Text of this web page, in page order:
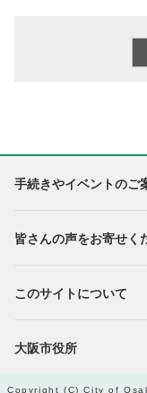
手続きやイベントのご
皆さんの声をお寄せく
このサイトについて
大阪市役所
Copyright (C) City of